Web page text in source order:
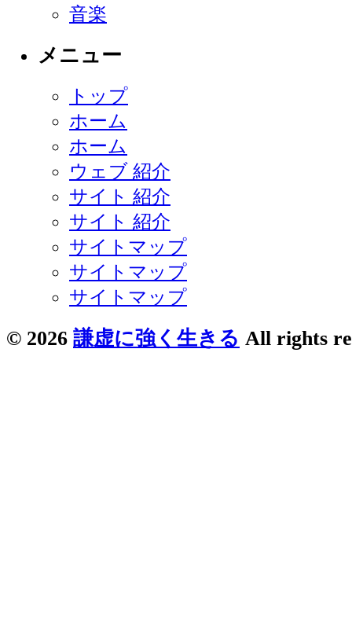
音楽
メニュー
トップ
ホーム
ホーム
ウェブ 紹介
サイト 紹介
サイト 紹介
サイトマップ
サイトマップ
サイトマップ
© 2026 謙虚に強く生きる All rights